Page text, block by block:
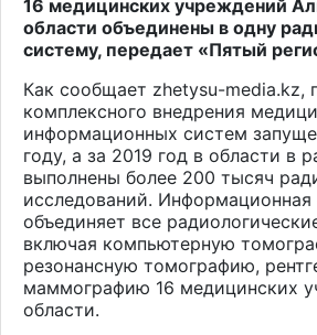
16 медицинских учреждений
области объединены в одну
систему, передает «Пятый
Как сообщает zhetysu-media.kz,
комплексного внедрения
информационных систем
году, а за 2019 год в области в
выполнены более 200 тысяч
исследований. Информационная
объединяет все
включая компьютерную
резонансную томографию,
маммографию 16 медицинских
области.